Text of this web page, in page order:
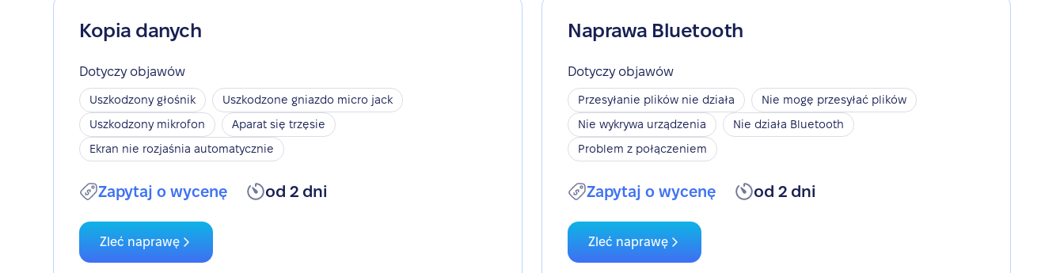
Kopia danych
Dotyczy objawów
Uszkodzony głośnik
Uszkodzone gniazdo micro jack
Uszkodzony mikrofon
Aparat się trzęsie
Ekran nie rozjaśnia automatycznie
Zapytaj o wycenę od 2 dni
Zleć naprawę
Naprawa Bluetooth
Dotyczy objawów
Przesyłanie plików nie działa
Nie mogę przesyłać plików
Nie wykrywa urządzenia
Nie działa Bluetooth
Problem z połączeniem
Zapytaj o wycenę od 2 dni
Zleć naprawę